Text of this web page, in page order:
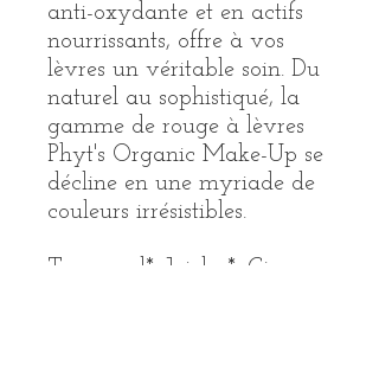
anti-oxydante et en actifs
nourrissants, offre à vos
lèvres un véritable soin. Du
naturel au sophistiqué, la
gamme de rouge à lèvres
Phyt's Organic Make-Up se
décline en une myriade de
couleurs irrésistibles.
Tournesol*, Jojoba*, Cire